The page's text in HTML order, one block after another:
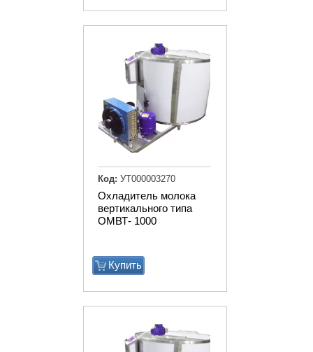
Охладитель молока
вертикального типа
ОМВТ- 1000
Купить
Код: УТ000003270